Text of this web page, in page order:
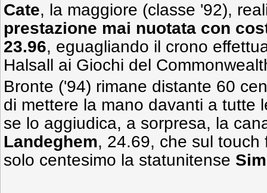
Cate, la maggiore (classe '92),
prestazione mai nuotata con
23.96, eguagliando il crono
Halsall ai Giochi del
Bronte ('94) rimane distante 60
di mettere la mano davanti a tutte
se lo aggiudica, a sorpresa, la
Landeghem, 24.69, che sul touch
solo centesimo la statunitense